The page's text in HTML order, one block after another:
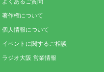
よくあるご質問
著作権について
個人情報について
イベントに関するご相談
ラジオ大阪 営業情報